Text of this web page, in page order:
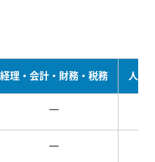
経理・会計・財務・税務 人事
－
－